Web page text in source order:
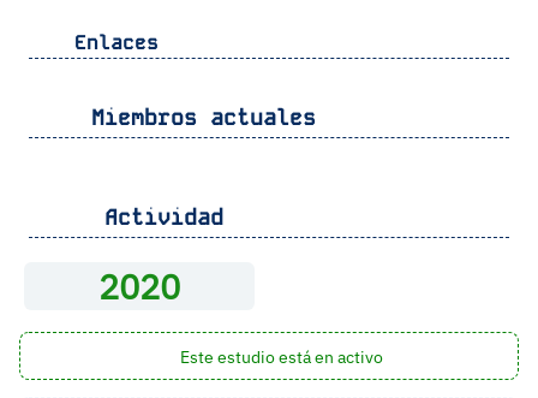
Enlaces
Miembros actuales
Actividad
2020
Este estudio está en activo